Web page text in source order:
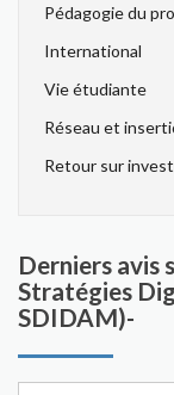
Pédagogie du
International
Vie étudiante
Réseau et
Retour sur
Derniers avis
Stratégies
SDIDAM)-